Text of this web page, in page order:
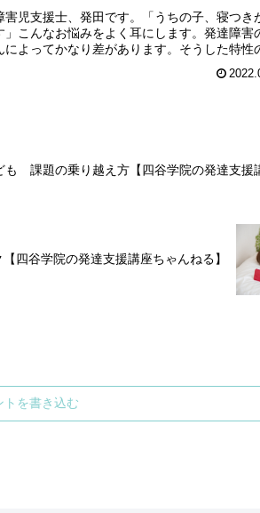
害児支援士、発田です。「うちの子、寝つ
こんなお悩みをよく耳にします。発達障害
よってかなり差があります。そうした特性
課題の乗り越え方【四谷学院の発達支援
四谷学院の発達支援講座ちゃんねる】
トを書き込む